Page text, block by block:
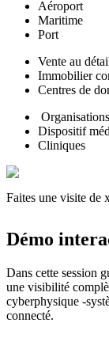
Aéroport
Maritime
Port
Vente au
Immobilier
Centres de
Dispositif
Cliniques
Faites une visite de
Démo
Dans cette session
une visibilité
cyberphysique -
connecté.